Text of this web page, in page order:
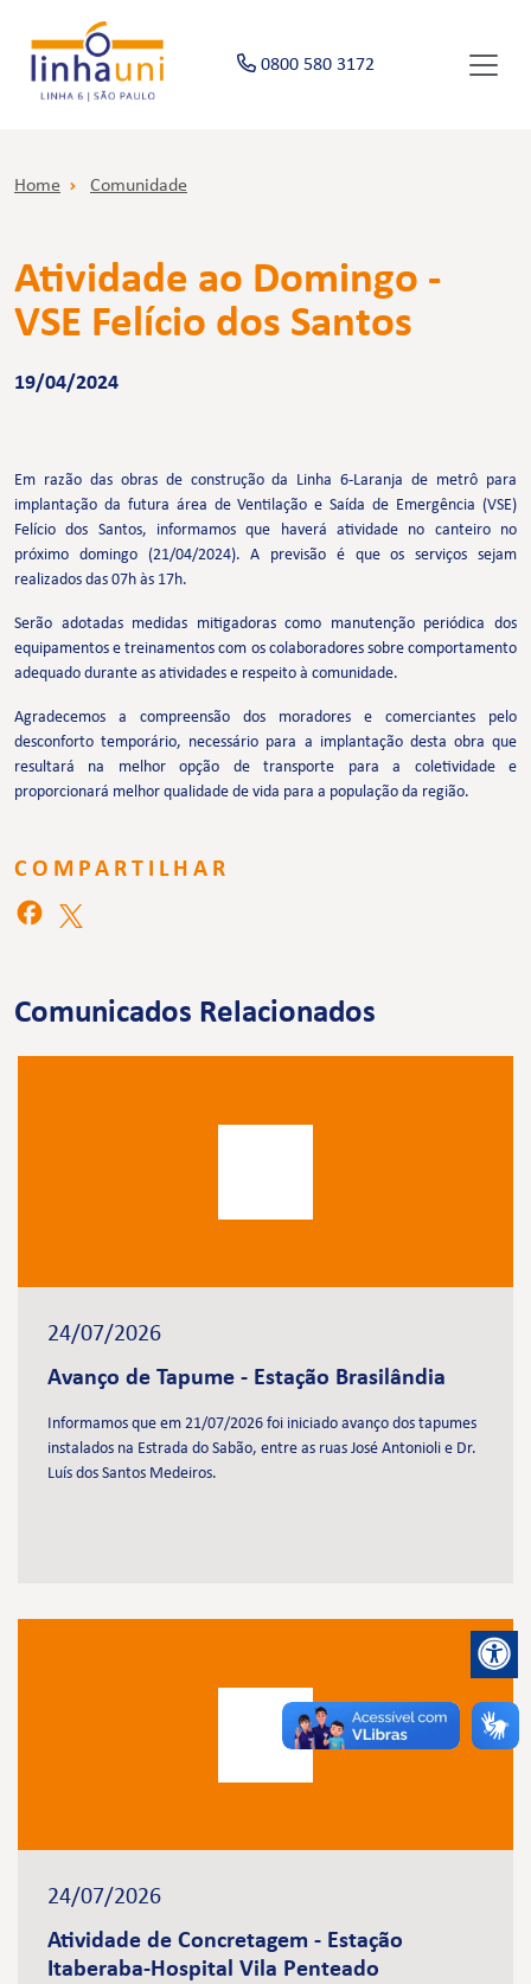
0800 580 3172
Home Comunidade
Atividade ao Domingo -
VSE Felício dos Santos
19/04/2024
Em razão das obras de construção da Linha 6-Laranja de metrô para
implantação da futura área de Ventilação e Saída de Emergência (VSE)
Felício dos Santos, informamos que haverá atividade no canteiro no
próximo domingo (21/04/2024). A previsão é que os serviços sejam
realizados das 07h às 17h.
Serão adotadas medidas mitigadoras como manutenção periódica dos
equipamentos e treinamentos com os colaboradores sobre comportamento
adequado durante as atividades e respeito à comunidade.
Agradecemos a compreensão dos moradores e comerciantes pelo
desconforto temporário, necessário para a implantação desta obra que
resultará na melhor opção de transporte para a coletividade e
proporcionará melhor qualidade de vida para a população da região.
COMPARTILHAR
Comunicados Relacionados
24/07/2026
Avanço de Tapume - Estação Brasilândia
Informamos que em 21/07/2026 foi iniciado avanço dos tapumes
instalados na Estrada do Sabão, entre as ruas José Antonioli e Dr.
Luís dos Santos Medeiros.
24/07/2026
Atividade de Concretagem - Estação
Itaberaba-Hospital Vila Penteado